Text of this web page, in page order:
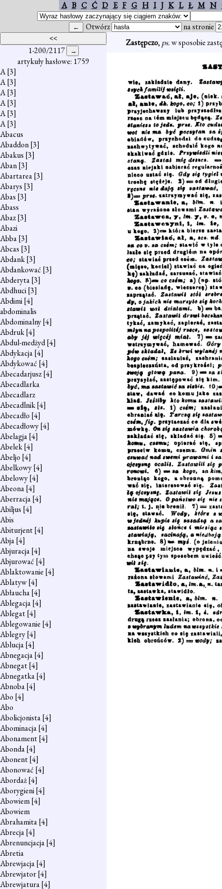
A B C Ć D E F G H I J K L Ł M N
Otwórz na stronie
1-200/2117
artykuły hasłowe: 1759
A[3]
A[3]
A[3]
A[3]
A[3]
A[3]
Abacus
Abaddon[3]
Abakus [3]
Aban[3]
Abartarea[3]
Abarys [3]
Abas [3]
Abass
Abaz[3]
Abazi
Abba[3]
Abcas [3]
Abdank[3]
Abdankować [3]
Abderyta[3]
Abdhuci[3]
Abdimi[4]
abdominalis
Abdominalny[4]
Abdruk[4]
Abdul-medżyd[4]
Abdykacja[4]
Abdykować [4]
Abecadarjusz[4]
Abecadlarka
Abecadlarz
Abecadlnik[4]
Abecadło [4]
Abecadłowy[4]
Abelagja[4]
Abelek[4]
Abeljo [4]
Abelkowy[4]
Abelowy[4]
Abeona[4]
Aberracja[4]
Abiljus [4]
Abis
Abiturjent[4]
Abja[4]
Abjuracja[4]
Abjurować [4]
Ablaktowanie [4]
Ablatyw[4]
Abłaucha[4]
Ablegacja[4]
Ablegat[4]
Ablegowanie [4]
Ablegry[4]
Ablucja[4]
Abnegacja[4]
Abnegat[4]
Abnegatka[4]
Abnoba[4]
Abo [4]
Abo
Abolicjonista[4]
Abominacja[4]
Abonament[4]
Abonda[4]
Abonent[4]
Abonować [4]
Abordaż[4]
Aborygieni[4]
Abowiem[4]
Abowiem
Abrahamita[4]
Abrecja[4]
Abrenuncjacja[4]
Abretia
Abrewjacja[4]
Abrewjator[4]
Abrewjatura[4]
Zastępczo, ps.w sposobie